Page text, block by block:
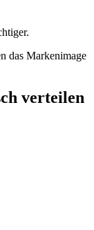
das Markenimage
verteilen